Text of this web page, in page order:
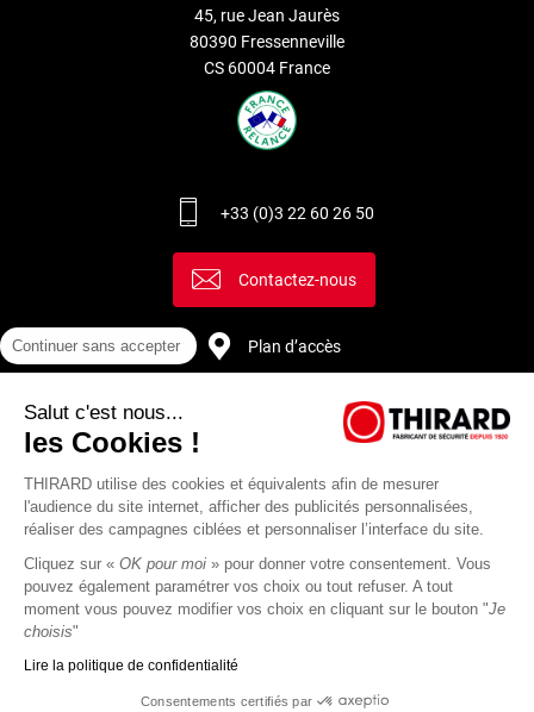
45, rue Jean Jaurès
80390 Fressenneville
CS 60004 France
+33 (0)3 22 60 26 50
Contactez-nous
Plan d’accès
protection des
Thirard
de
Continuer sans accepter
Salut c'est nous...
les Cookies !
THIRARD utilise des cookies et équivalents afin de mesurer
l'audience du site internet, afficher des publicités personnalisées,
réaliser des campagnes ciblées et personnaliser l’interface du site.
Cliquez sur « OK pour moi » pour donner votre consentement. Vous
pouvez également paramétrer vos choix ou tout refuser. A tout
moment vous pouvez modifier vos choix en cliquant sur le bouton "Je
choisis"
Lire la politique de confidentialité
Consentements certifiés par